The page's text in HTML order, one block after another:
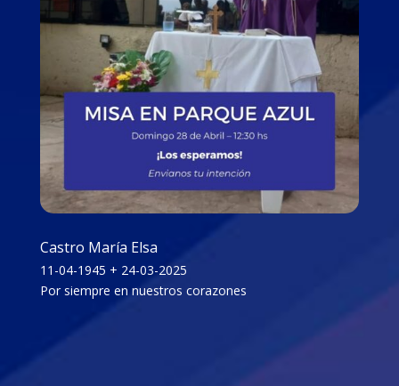
Castro María Elsa
11-04-1945 + 24-03-2025
Por siempre en nuestros corazones